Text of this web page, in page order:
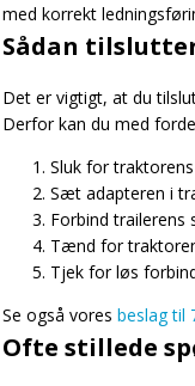
med korrekt
Sådan
Det er vigtigt, at du
Derfor kan du med
Sluk for
Sæt adapteren i
Forbind trailerens
Tænd for
Tjek for løs
Se også vores beslag til
Ofte stillede